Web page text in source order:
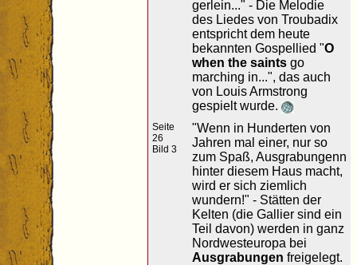
gerlein..." - Die Melodie
des Liedes von Troubadix
entspricht dem heute
bekannten Gospellied "O
when the saints go
marching in...", das auch
von Louis Armstrong
gespielt wurde.
Seite
26
Bild 3
"Wenn in Hunderten von
Jahren mal einer, nur so
zum Spaß, Ausgrabungenn
hinter diesem Haus macht,
wird er sich ziemlich
wundern!" - Stätten der
Kelten (die Gallier sind ein
Teil davon) werden in ganz
Nordwesteuropa bei
Ausgrabungen freigelegt.